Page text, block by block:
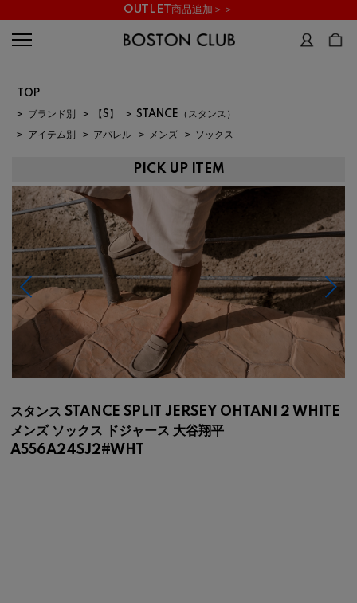
OUTLET商品追加＞＞
TOP
> ブランド別 > 【S】 > STANCE（スタンス）
> アイテム別 > アパレル > メンズ > ソックス
PICK UP ITEM
スタンス STANCE SPLIT JERSEY OHTANI 2 WHITE
メンズ ソックス ドジャース 大谷翔平
A556A24SJ2#WHT